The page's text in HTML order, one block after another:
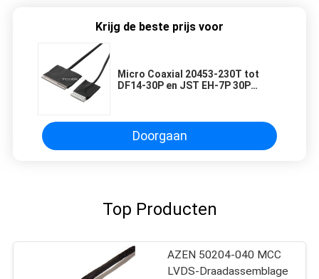
Krijg de beste prijs voor
Micro Coaxial 20453-230T tot
DF14-30P en JST EH-7P 30P
Doorgaan
Top Producten
AZEN 50204-040 MCC
LVDS-Draadassemblage